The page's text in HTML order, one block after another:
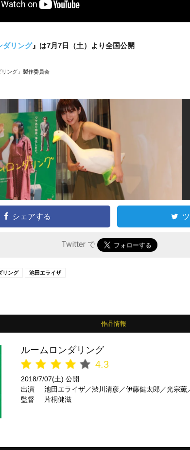
ダリング』は7月7日（土）より全国公開
ング」製作委員会
シェアする
Twitter で
リング 池田エライザ
作品情報
ルームロンダリング
4.3
2018/7/07(土) 公開
出演
池田エライザ／渋川清彦／伊藤健太郎／光宗
監督
片桐健滋